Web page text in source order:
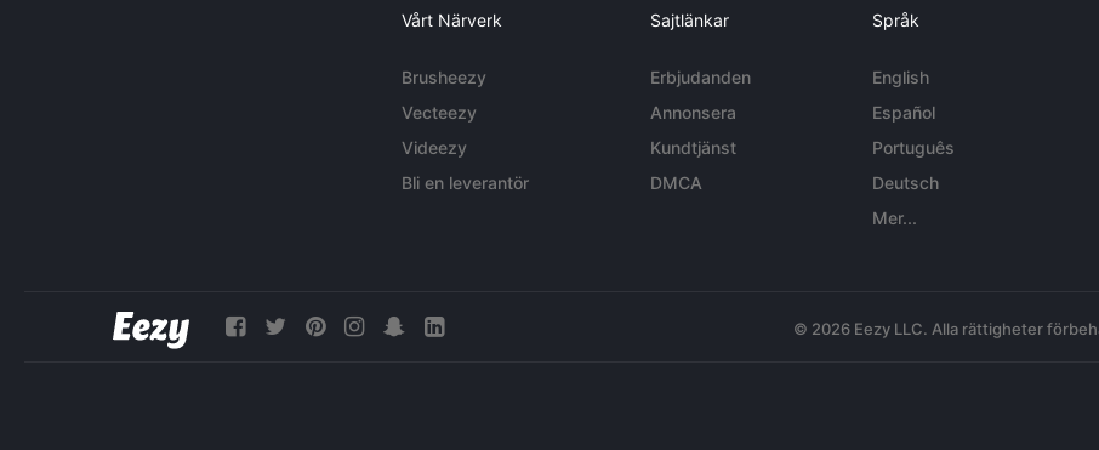
Vårt Närverk
Brusheezy
Vecteezy
Videezy
Bli en leverantör
Sajtlänkar
Erbjudanden
Annonsera
Kundtjänst
DMCA
Språk
English
Español
Português
Deutsch
Mer...
© 2026 Eezy LLC. Alla rättigheter